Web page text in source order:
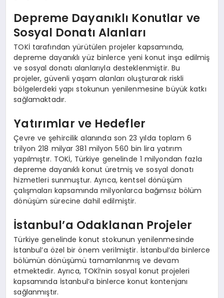
Depreme Dayanıklı Konutlar ve
Sosyal Donatı Alanları
TOKİ tarafından yürütülen projeler kapsamında,
depreme dayanıklı yüz binlerce yeni konut inşa edilmiş
ve sosyal donatı alanlarıyla desteklenmiştir. Bu
projeler, güvenli yaşam alanları oluşturarak riskli
bölgelerdeki yapı stokunun yenilenmesine büyük katkı
sağlamaktadır.
Yatırımlar ve Hedefler
Çevre ve şehircilik alanında son 23 yılda toplam 6
trilyon 218 milyar 381 milyon 560 bin lira yatırım
yapılmıştır. TOKİ, Türkiye genelinde 1 milyondan fazla
depreme dayanıklı konut üretmiş ve sosyal donatı
hizmetleri sunmuştur. Ayrıca, kentsel dönüşüm
çalışmaları kapsamında milyonlarca bağımsız bölüm
dönüşüm sürecine dahil edilmiştir.
İstanbul’a Odaklanan Projeler
Türkiye genelinde konut stokunun yenilenmesinde
İstanbul’a özel bir önem verilmiştir. İstanbul’da binlerce
bölümün dönüşümü tamamlanmış ve devam
etmektedir. Ayrıca, TOKİ’nin sosyal konut projeleri
kapsamında İstanbul’a binlerce konut kontenjanı
sağlanmıştır.